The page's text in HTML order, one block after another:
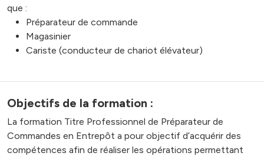
que :
Préparateur de commande
Magasinier
Cariste (conducteur de chariot élévateur)
Objectifs de la formation :
La formation Titre Professionnel de Préparateur de
Commandes en Entrepôt a pour objectif d’acquérir des
compétences afin de réaliser les opérations permettant